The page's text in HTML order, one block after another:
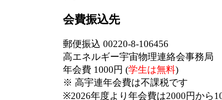
会費振込先
郵便振込 00220-8-106456
高エネルギー宇宙物理連絡会事務局
年会費 1000円 (学生は無料)
※ 高宇連年会費は不課税です
※2026年度より年会費は2000円から